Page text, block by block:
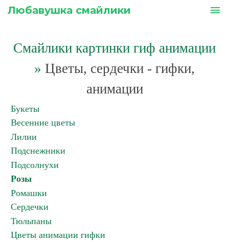
Любавушка смайлики menu
Смайлики картинки гиф анимации
» Цветы, сердечки - гифки,
анимации
Букеты
Весенние цветы
Лилии
Подснежники
Подсолнухи
Розы
Ромашки
Сердечки
Тюльпаны
Цветы анимации гифки